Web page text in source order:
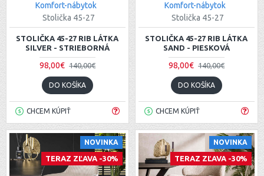
Komfort-nábytok
Stolička 45-27
STOLIČKA 45-27 RIB LÁTKA
SILVER - STRIEBORNÁ
98,00€ 140,00€
DO KOŠÍKA
CHCEM KÚPIŤ
Komfort-nábytok
Stolička 45-27
STOLIČKA 45-27 RIB LÁTKA
SAND - PIESKOVÁ
98,00€ 140,00€
DO KOŠÍKA
CHCEM KÚPIŤ
NOVINKA
TERAZ ZĽAVA -30%
NOVINKA
TERAZ ZĽAVA -30%